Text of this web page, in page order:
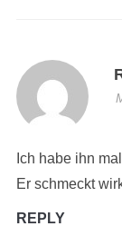
Ich habe ihn
Er schmeckt
REPLY